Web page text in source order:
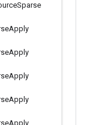
Sparse
Apply
Apply
Apply
Apply
Apply